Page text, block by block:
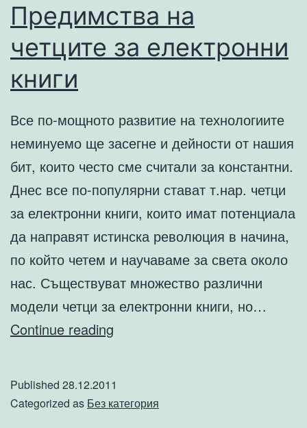
Предимства на
четците за електронни
книги
Все по-мощното развитие на технологиите
неминуемо ще засегне и дейности от нашия
бит, които често сме считали за константни.
Днес все по-популярни стават т.нар. четци
за електронни книги, които имат потенциала
да направят истинска революция в начина,
по който четем и научаваме за света около
нас. Съществуват множество различни
модели четци за електронни книги, но…
Continue reading
за
Published 28.12.2011
Categorized as Без категория